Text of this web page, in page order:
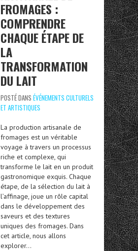
FROMAGES :
COMPRENDRE
CHAQUE ÉTAPE DE
LA
TRANSFORMATION
DU LAIT
POSTÉ DANS ÉVÉNEMENTS CULTURELS
ET ARTISTIQUES
La production artisanale de
fromages est un véritable
voyage à travers un processus
riche et complexe, qui
transforme le lait en un produit
gastronomique exquis. Chaque
étape, de la sélection du lait à
l’affinage, joue un rôle capital
dans le développement des
saveurs et des textures
uniques des fromages. Dans
cet article, nous allons
explorer…